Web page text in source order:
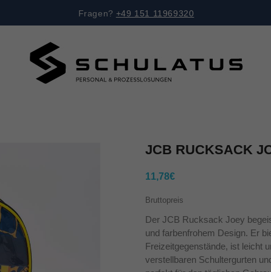
Fragen? +49 151 11969320
JCB RUCKSACK
11,78€
Bruttopreis
Der JCB Rucksack Joey
und farbenfrohem Design. Er
Freizeitgegenstände, ist leicht
verstellbaren Schultergurten